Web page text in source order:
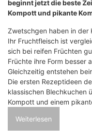
beginnt jetzt die beste
Kompott und pikante
Zwetschgen haben in der
Ihr Fruchtfleisch ist
sich bei reifen Früchten
Früchte ihre Form besser
Gleichzeitig entstehen
Die ersten Rezeptideen
klassischen Blechkuchen
Kompott und einem
Weiterlesen